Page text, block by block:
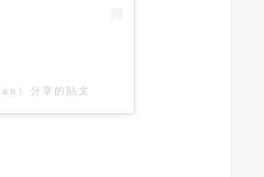
）分享的貼文